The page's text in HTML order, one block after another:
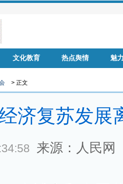
文化教育 热点舆情
魅
> 正文
济复苏发展
来源：人民网